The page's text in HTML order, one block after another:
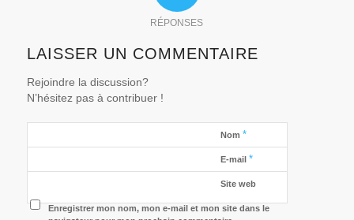
RÉPONSES
LAISSER UN COMMENTAIRE
Rejoindre la discussion?
N’hésitez pas à contribuer !
Nom *
E-mail *
Site web
Enregistrer mon nom, mon e-mail et mon site dans le